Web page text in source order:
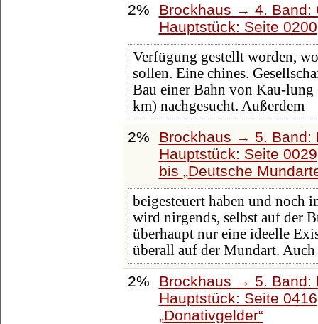
2%
Brockhaus → 4. Band:
Hauptstück: Seite
Verfügung gestellt worden,
sollen. Eine chines.
Bau einer Bahn von Kau-
km) nachgesucht. Außerdem
2%
Brockhaus → 5. Band:
Hauptstück: Seite
bis Deutsche
beigesteuert haben und noch
wird nirgends, selbst auf der
überhaupt nur eine ideelle
überall auf der Mundart.
2%
Brockhaus → 5. Band:
Hauptstück: Seite
Donativgelder